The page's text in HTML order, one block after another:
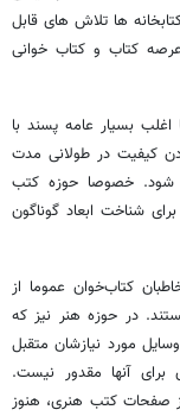
ها تلاش های قابل
کتاب و کتاب خوانی
بسیار عامه پسند با
کیفیت در طولانی مدت
شود. خصوصا حوزه کتب
شناخت ابعاد گوناگون
کتاب‌خوان عموما از
در حوزه هنر نیز که
مورد نیازشان متقبل
آنها مقدور نیست.
صفحات کتب هنری، هنوز